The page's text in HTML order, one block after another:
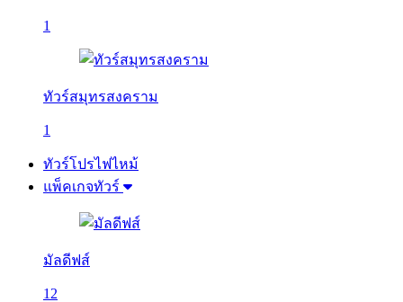
1
ทัวร์สมุทรสงคราม
1
ทัวร์โปรไฟไหม้
แพ็คเกจทัวร์
มัลดีฟส์
12